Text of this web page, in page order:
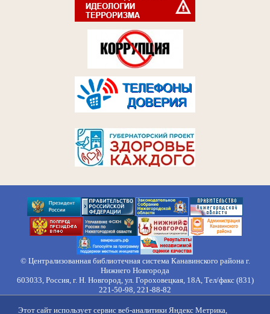
© Централизованная библиотечная система Канавинского района г.
Нижнего Новгорода
603033, Россия, г. Н. Новгород, ул. Гороховецкая, 18А, Тел/факс (831)
221-50-98, 221-88-82
Этот сайт использует сервис веб-аналитики Яндекс Метрика,